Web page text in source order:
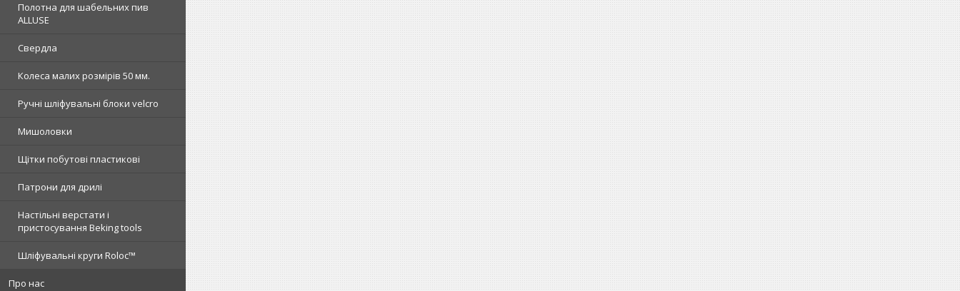
Полотна для шабельних пив
ALLUSE
Свердла
Колеса малих розмірів 50 мм.
Ручні шліфувальні блоки velcro
Мишоловки
Щітки побутові пластикові
Патрони для дрилі
Настільні верстати і
пристосування Beking tools
Шліфувальні круги Roloc™
Про нас